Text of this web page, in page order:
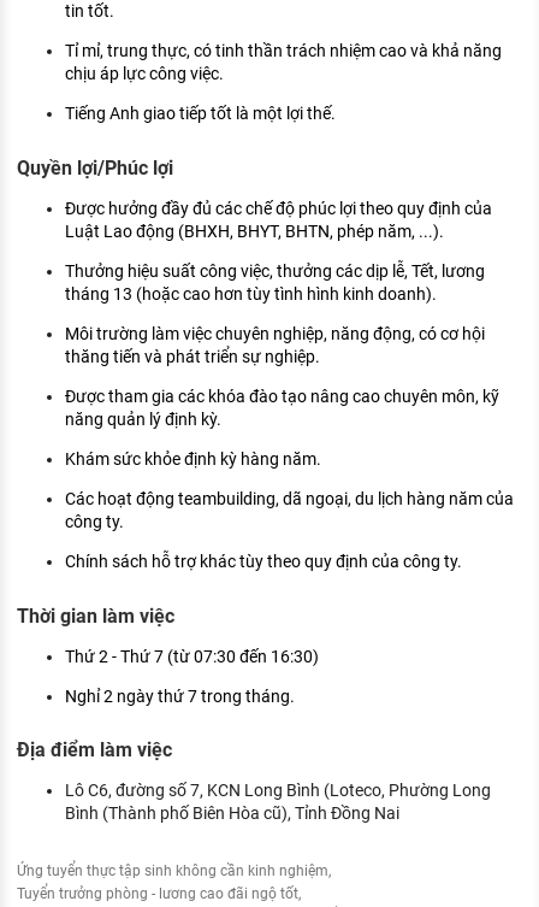
tin tốt.
Tỉ mỉ, trung thực, có tinh thần trách nhiệm cao và khả năng
chịu áp lực công việc.
Tiếng Anh giao tiếp tốt là một lợi thế.
Quyền lợi/Phúc lợi
Được hưởng đầy đủ các chế độ phúc lợi theo quy định của
Luật Lao động (BHXH, BHYT, BHTN, phép năm, ...).
Thưởng hiệu suất công việc, thưởng các dịp lễ, Tết, lương
tháng 13 (hoặc cao hơn tùy tình hình kinh doanh).
Môi trường làm việc chuyên nghiệp, năng động, có cơ hội
thăng tiến và phát triển sự nghiệp.
Được tham gia các khóa đào tạo nâng cao chuyên môn, kỹ
năng quản lý định kỳ.
Khám sức khỏe định kỳ hàng năm.
Các hoạt động teambuilding, dã ngoại, du lịch hàng năm của
công ty.
Chính sách hỗ trợ khác tùy theo quy định của công ty.
Thời gian làm việc
Thứ 2 - Thứ 7 (từ 07:30 đến 16:30)
Nghỉ 2 ngày thứ 7 trong tháng.
Địa điểm làm việc
Lô C6, đường số 7, KCN Long Bình (Loteco, Phường Long
Bình (Thành phố Biên Hòa cũ), Tỉnh Đồng Nai
Ứng tuyển thực tập sinh không cần kinh nghiệm
Tuyển trưởng phòng - lương cao đãi ngộ tốt